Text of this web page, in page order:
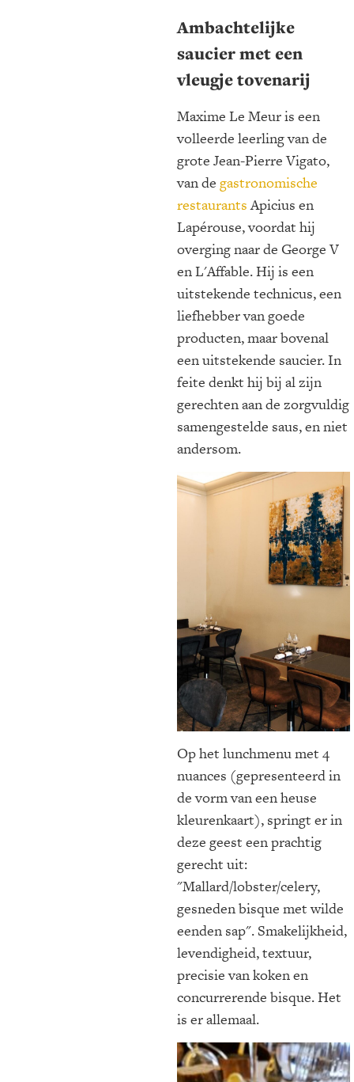
Ambachtelijke
saucier met een
vleugje tovenarij
Maxime Le Meur is een
volleerde leerling van de
grote Jean-Pierre Vigato,
van de gastronomische
restaurantsApicius en
Lapérouse, voordat hij
overging naar de George V
en L'Affable. Hij is een
uitstekende technicus, een
liefhebber van goede
producten, maar bovenal
een uitstekende saucier. In
feite denkt hij bij al zijn
gerechten aan de zorgvuldig
samengestelde saus, en niet
andersom.
Op het lunchmenu met 4
nuances (gepresenteerd in
de vorm van een heuse
kleurenkaart), springt er in
deze geest een prachtig
gerecht uit:
"Mallard/lobster/celery,
gesneden bisque met wilde
eenden sap". Smakelijkheid,
levendigheid, textuur,
precisie van koken en
concurrerende bisque. Het
is er allemaal.